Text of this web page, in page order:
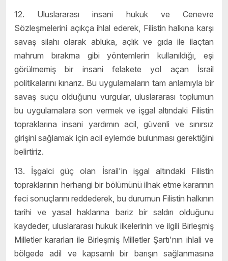
12. Uluslararası insani hukuk ve Cenevre
Sözleşmelerini açıkça ihlal ederek, Filistin halkına karşı
savaş silahı olarak abluka, açlık ve gıda ile ilaçtan
mahrum bırakma gibi yöntemlerin kullanıldığı, eşi
görülmemiş bir insani felakete yol açan İsrail
politikalarını kınarız. Bu uygulamaların tam anlamıyla bir
savaş suçu olduğunu vurgular, uluslararası toplumun
bu uygulamalara son vermek ve işgal altındaki Filistin
topraklarına insani yardımın acil, güvenli ve sınırsız
girişini sağlamak için acil eylemde bulunması gerektiğini
belirtiriz.
13. İşgalci güç olan İsrail'in işgal altındaki Filistin
topraklarının herhangi bir bölümünü ilhak etme kararının
feci sonuçlarını reddederek, bu durumun Filistin halkının
tarihi ve yasal haklarına bariz bir saldırı olduğunu
kaydeder, uluslararası hukuk ilkelerinin ve ilgili Birleşmiş
Milletler kararları ile Birleşmiş Milletler Şartı'nın ihlali ve
bölgede adil ve kapsamlı bir barışın sağlanmasına